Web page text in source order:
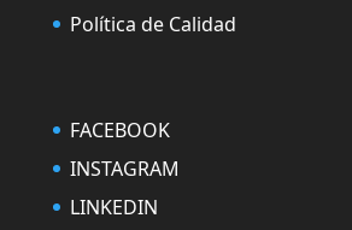
Política de Calidad
FACEBOOK
INSTAGRAM
LINKEDIN